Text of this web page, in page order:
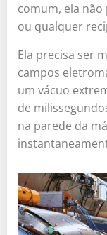
comum, ela
ou qualquer
Ela precisa ser
campos
um vácuo
de
na parede da